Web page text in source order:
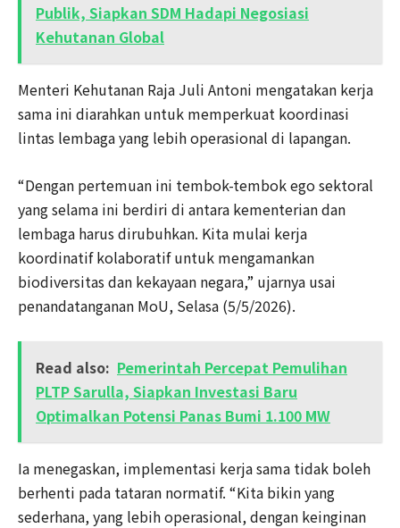
Publik, Siapkan SDM Hadapi Negosiasi
Kehutanan Global
Menteri Kehutanan Raja Juli Antoni mengatakan kerja
sama ini diarahkan untuk memperkuat koordinasi
lintas lembaga yang lebih operasional di lapangan.
“Dengan pertemuan ini tembok-tembok ego sektoral
yang selama ini berdiri di antara kementerian dan
lembaga harus dirubuhkan. Kita mulai kerja
koordinatif kolaboratif untuk mengamankan
biodiversitas dan kekayaan negara,” ujarnya usai
penandatanganan MoU, Selasa (5/5/2026).
Read also: Pemerintah Percepat Pemulihan
PLTP Sarulla, Siapkan Investasi Baru
Optimalkan Potensi Panas Bumi 1.100 MW
Ia menegaskan, implementasi kerja sama tidak boleh
berhenti pada tataran normatif. “Kita bikin yang
sederhana, yang lebih operasional, dengan keinginan